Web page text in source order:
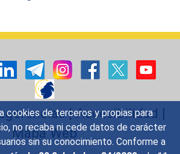
cookies de terceros y propias para
no recaba ni cede datos de carácter
sin su conocimiento. Conforme a
|Accesibilidad |
Mapa Web